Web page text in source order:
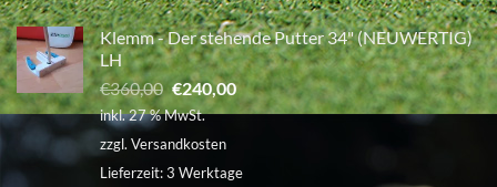
Stehende
Putter:
Tradition
trifft
Innovation
auf
der
CMT
Golf-
WellnessReisen
2024
Klemm - Der stehende Putter 34" (NEUWERTIG)
LH
€360,00 Ursprünglicher
Preis
€360,00
€240,00Aktueller
Preis
inkl. 27 % MwSt.
zzgl. Versandkosten
Lieferzeit:3 Werktage